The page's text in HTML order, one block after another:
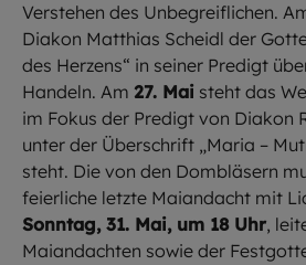
Verstehen des Unbegreiflichen.
Diakon Matthias Scheidl der
des Herzens“ in seiner Predigt
Handeln. Am 27. Mai steht das
im Fokus der Predigt von Diakon
unter der Überschrift „Maria –
steht. Die von den Dombläsern
feierliche letzte Maiandacht mit
Sonntag, 31. Mai, um 18 Uhr,
Maiandachten sowie der